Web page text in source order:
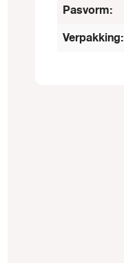
Pasvorm:
Verpakking: